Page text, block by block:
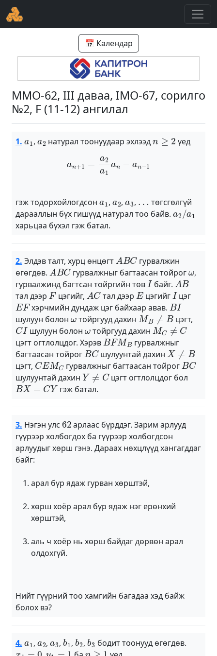
📅 Календар
ММО-62, III даваа, IMO-67, сорилго
№2, F (11-12) ангилал
1. , натурал тоонуудаар эхлээд үед
2a1
гэж тодорхойлогдсон , , ,
төгсгөлгүй
дарааллын бүх гишүүд натурал тоо байв.
a2/a
харьцаа бүхэл гэж батал.
2. Элдэв талт, хурц өнцөгт
A BC
гурвалжин
өгөгдөв.
ABC
гурвалжныг багтаасан тойрог ,
гурвалжинд багтсан тойргийн төв
I
байг.
AB
тал дээр
F
цэгийг,
AC
тал дээр
E
цэгийг
I
цэг
EF
хэрчмийн дундаж цэг байхаар авав.
BI
шулуун болон
ω
тойргууд дахин
MB≠B
цэгт,
CI
шулуун болон
ω
тойргууд дахин
MC≠C
цэгт огтлолцдог. Хэрэв
BFMB
гурвалжныг
багтаасан тойрог
BC
шулуунтай дахин
X≠ B
цэгт,
CEM C
гурвалжныг багтаасан тойрог
BC
шулуунтай дахин
Y≠C
цэгт огтлолцдог бол
BX=CY
гэж батал.
3. Нэгэн улс
арлаас бүрддэг. Зарим арлууд
гүүрээр холбогдох ба гүүрээр холбогдсон
арлуудыг хөрш гэнэ. Дараах нөхцлүүд хангагддаг
байг:
арал бүр ядаж гурван хөрштэй,
хөрш хоёр арал бүр ядаж нэг ерөнхий
хөрштэй,
аль ч хоёр нь хөрш байдаг дөрвөн арал
олдохгүй.
Нийт гүүрний тоо хамгийн багадаа хэд байж
болох вэ?
4. , , ,
b
,
b
,
b
бодит тоонууд өгөгдөв.
x1=0 y1=1 n≥ 1